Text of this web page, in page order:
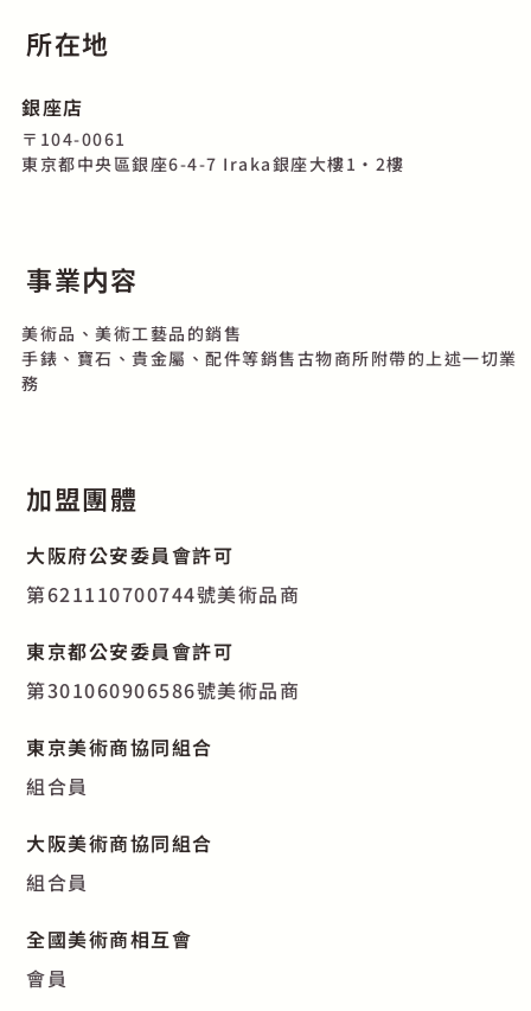
所在地
銀座店
〒104-0061
東京都中央區銀座6-4-7 Iraka銀座大樓1・2樓
事業内容
美術品、美術工藝品的銷售
手錶、寶石、貴金屬、配件等銷售古物商所附帶的上述一切業
務
加盟團體
大阪府公安委員會許可
第621110700744號美術品商
東京都公安委員會許可
第301060906586號美術品商
東京美術商協同組合
組合員
大阪美術商協同組合
組合員
全國美術商相互會
會員